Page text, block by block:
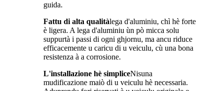
guida.
Fattu di alta qualitàlega d'aluminiu, chì hè forte
è ligera. A lega d'aluminiu ùn pò micca solu
suppurtà i passi di ogni ghjornu, ma ancu riduce
efficacemente u caricu di u veiculu, cù una bona
resistenza à a corrosione.
L'installazione hè simpliceNisuna
mudificazione maiò di u veiculu hè necessaria.